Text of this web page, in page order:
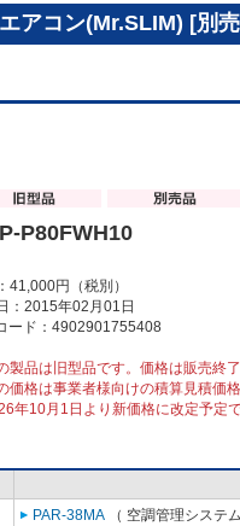
アコン(Mr.SLIM) [別
P80FWH10
41,000円（税別）
：2015年02月01日
ード：4902901755408
製品は旧型品です。価格は販売終
価格は事業者様向けの積算見積価
年10月1日より新価格に改定予定
PAR-38MA （ 空調管理システ